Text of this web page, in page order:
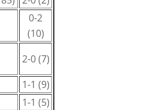
0-2
(10)
2-0 (7)
1-1 (9)
1-1 (5)